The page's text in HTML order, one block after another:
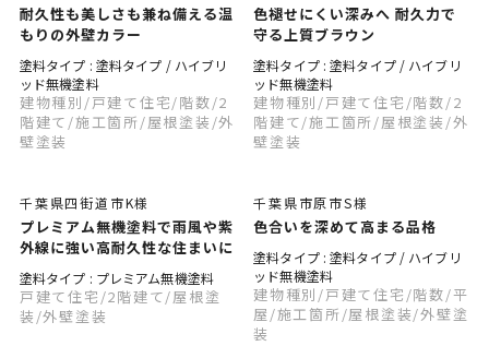
耐久性も美しさも兼ね備える温
もりの外壁カラー
塗料タイプ : 塗料タイプ / ハイブリ
ッド無機塗料
建物種別 /戸建て住宅/階数/2
階建て /施工箇所 /屋根塗装 /外
壁塗装
色褪せにくい深みへ 耐久力で
守る上質ブラウン
塗料タイプ : 塗料タイプ / ハイブリ
ッド無機塗料
建物種別 /戸建て住宅 /階数/2
階建て/施工箇所 /屋根塗装 /外
壁塗装
千葉県四街道市K様
プレミアム無機塗料で雨風や紫
外線に強い高耐久性な住まいに
塗料タイプ : プレミアム無機塗料
戸建て住宅 /2階建て/屋根塗
装 /外壁塗装
千葉県市原市S様
色合いを深めて高まる品格
塗料タイプ : 塗料タイプ / ハイブリ
ッド無機塗料
建物種別 /戸建て住宅 /階数/平
屋 /施工箇所 /屋根塗装/外壁塗
装